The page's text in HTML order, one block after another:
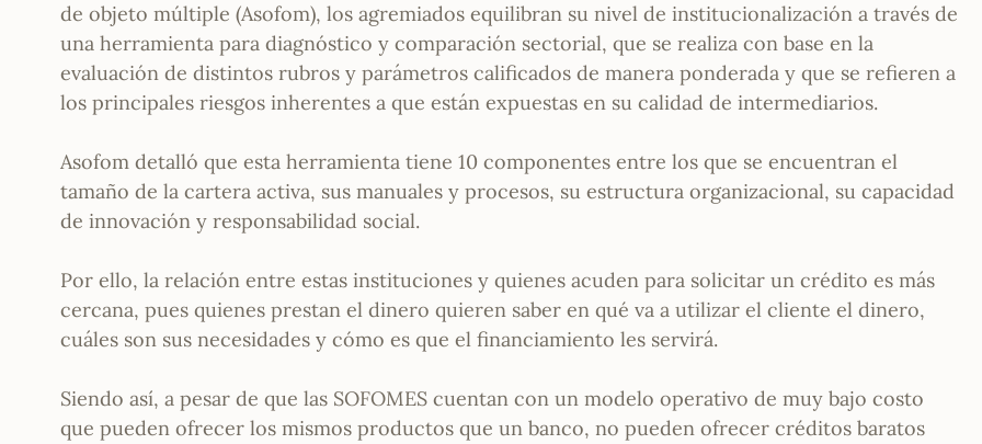
de objeto múltiple (Asofom), los agremiados equilibran su nivel de institucionalización a través de
una herramienta para diagnóstico y comparación sectorial, que se realiza con base en la
evaluación de distintos rubros y parámetros calificados de manera ponderada y que se refieren a
los principales riesgos inherentes a que están expuestas en su calidad de intermediarios.
Asofom detalló que esta herramienta tiene 10 componentes entre los que se encuentran el
tamaño de la cartera activa, sus manuales y procesos, su estructura organizacional, su capacidad
de innovación y responsabilidad social.
Por ello, la relación entre estas instituciones y quienes acuden para solicitar un crédito es más
cercana, pues quienes prestan el dinero quieren saber en qué va a utilizar el cliente el dinero,
cuáles son sus necesidades y cómo es que el financiamiento les servirá.
Siendo así, a pesar de que las SOFOMES cuentan con un modelo operativo de muy bajo costo
que pueden ofrecer los mismos productos que un banco, no pueden ofrecer créditos baratos